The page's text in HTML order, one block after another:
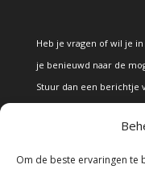
Om de beste ervaringen te
Heb je vragen of wil je
je benieuwd naar de
Stuur dan een berichtje